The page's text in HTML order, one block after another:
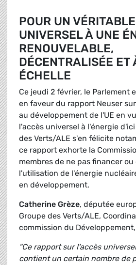
POUR UN
UNIVERSEL À UNE
RENOUVELABLE,
DÉCENTRALISÉE ET
ÉCHELLE
Ce jeudi 2 février, le Parlement
en faveur du rapport Neuser
au développement de l'UE en
l'accès universel à l'énergie
des Verts/ALE s'en félicite
ce rapport exhorte la
membres de ne pas financer
l'utilisation de l'énergie
en développement.
Catherine Grèze, députée
Groupe des Verts/ALE,
commission du
"Ce rapport sur l'accès
contient un certain nombre de